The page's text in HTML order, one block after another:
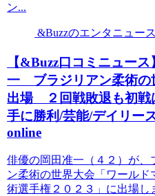
ン...
&Buzzのエンタニュース
【&Buzz口コミニュー
一 ブラジリアン柔術の
出場 ２回戦敗退も初戦
手に勝利/芸能/デイリー
online
俳優の岡田准一（４２）が、
ン柔術の世界大会「ワールド
術選手権２０２３」に出場し